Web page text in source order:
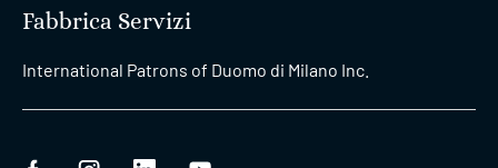
Fabbrica Servizi
International Patrons of Duomo di Milano Inc.